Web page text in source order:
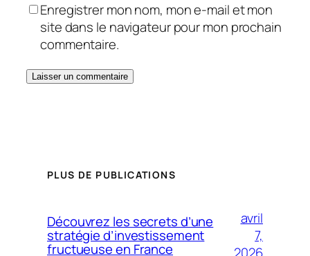
Enregistrer mon nom, mon e-mail et mon
site dans le navigateur pour mon prochain
commentaire.
PLUS DE PUBLICATIONS
Découvrez les secrets d’une
stratégie d’investissement
fructueuse en France
avril
7,
2026